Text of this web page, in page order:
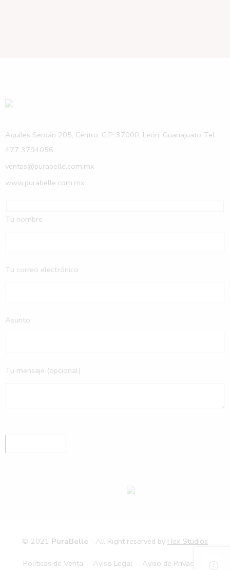
Aquiles Serdán 205, Centro, C.P. 37000, León, Guanajuato Tel.
477 3794056
ventas@purabelle.com.mx
www.purabelle.com.mx
Tu nombre
Tu correo electrónico
Asunto
Tu mensaje (opcional)
© 2021 PuraBelle - All Right reserved by Hex Studios
Políticas de Venta Aviso Legal Aviso de Privacidad